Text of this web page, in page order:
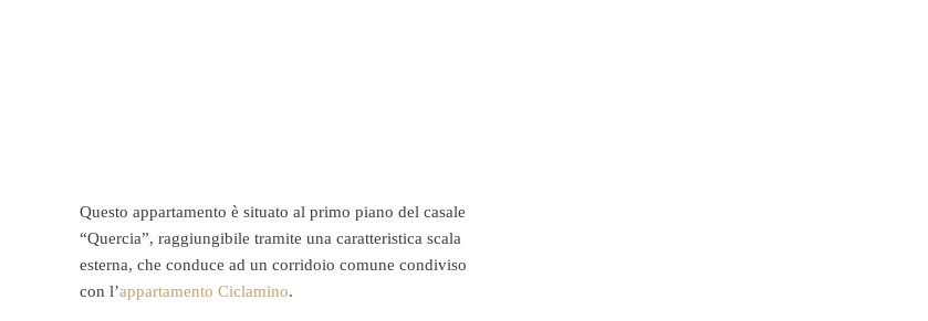
Questo appartamento è situato al primo piano del casale
“Quercia”, raggiungibile tramite una caratteristica scala
esterna, che conduce ad un corridoio comune condiviso
con l’appartamento Ciclamino.